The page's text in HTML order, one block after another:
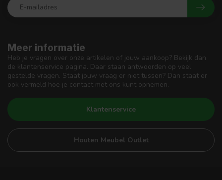
Meer informatie
Heb je vragen over onze artikelen of jouw aankoop? Bekijk dan
de klantenservice pagina. Daar staan antwoorden op veel
gestelde vragen. Staat jouw vraag er niet tussen? Dan staat er
ook vermeld hoe je contact met ons kunt opnemen.
Klantenservice
Houten Meubel Outlet